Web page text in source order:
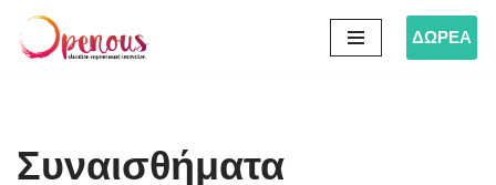
Μεταπηδήστε
ΔΩΡΕΑ
Συναισθήματα